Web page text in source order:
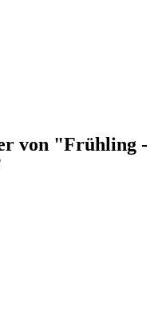
von "Frühling -